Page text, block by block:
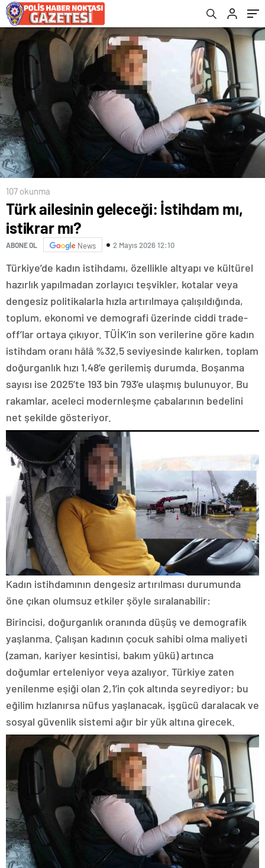
107 okunma
Türk ailesinin geleceği: İstihdam mı,
istikrar mı?
ABONE OL News 2 Mayıs 2026 12:10
Türkiye’de kadın istihdamı, özellikle altyapı ve kültürel
hazırlık yapılmadan zorlayıcı teşvikler, kotalar veya
dengesiz politikalarla hızla artırılmaya çalışıldığında,
toplum, ekonomi ve demografi üzerinde ciddi trade-
off’lar ortaya çıkıyor. TÜİK’in son verilerine göre kadın
istihdam oranı hâlâ %32,5 seviyesinde kalırken, toplam
doğurganlık hızı 1,48’e gerilemiş durumda. Boşanma
sayısı ise 2025’te 193 bin 793’e ulaşmış bulunuyor. Bu
rakamlar, aceleci modernleşme çabalarının bedelini
net şekilde gösteriyor.
Kadın istihdamının dengesiz artırılması durumunda
öne çıkan olumsuz etkiler şöyle sıralanabilir:
Birincisi, doğurganlık oranında düşüş ve demografik
yaşlanma. Çalışan kadının çocuk sahibi olma maliyeti
(zaman, kariyer kesintisi, bakım yükü) artınca
doğumlar erteleniyor veya azalıyor. Türkiye zaten
yenilenme eşiği olan 2,1’in çok altında seyrediyor; bu
eğilim hızlanırsa nüfus yaşlanacak, işgücü daralacak ve
sosyal güvenlik sistemi ağır bir yük altına girecek.